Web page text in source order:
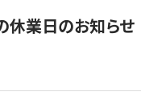
休業日のお知らせ